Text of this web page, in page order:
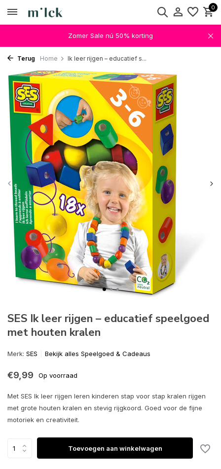
0
Zomer Sale nú 50% korting
Terug Home Ik leer rijgen – educatief s...
SES Ik leer rijgen – educatief speelgoed
met houten kralen
Merk: SES Bekijk alles Speelgoed & Cadeaus
€9,99 Op voorraad
Met SES Ik leer rijgen leren kinderen stap voor stap kralen rijgen
met grote houten kralen en stevig rijgkoord. Goed voor de fijne
motoriek en creativiteit.
Toevoegen aan winkelwagen